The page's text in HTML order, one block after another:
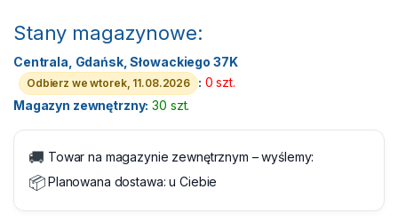
Stany magazynowe:
Centrala, Gdańsk, Słowackiego 37K
Odbierz we wtorek, 11.08.2026 : 0 szt.
Magazyn zewnętrzny: 30 szt.
🚚 Towar na magazynie zewnętrznym – wyślemy:
📦Planowana dostawa:u Ciebie